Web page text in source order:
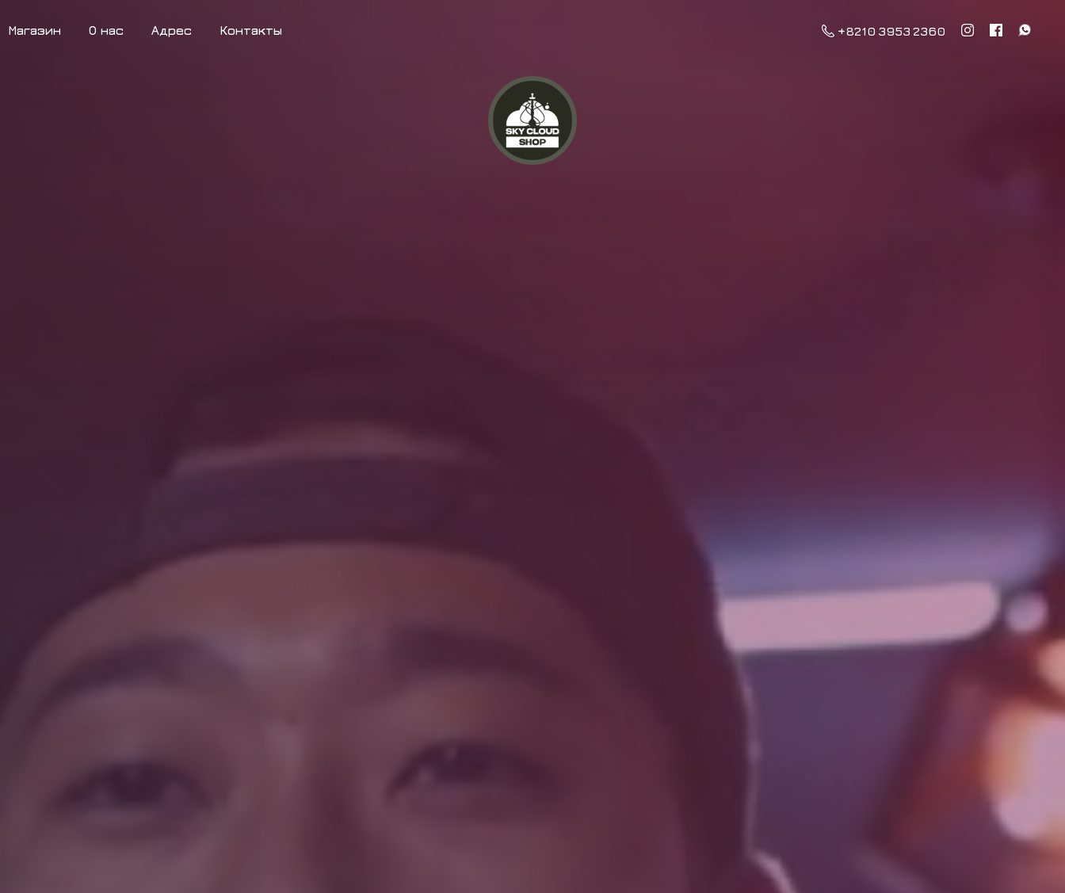
Магазин О нас Адрес Контакты +8210 3953 2360